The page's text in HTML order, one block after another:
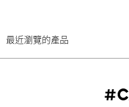
最近瀏覽的產品